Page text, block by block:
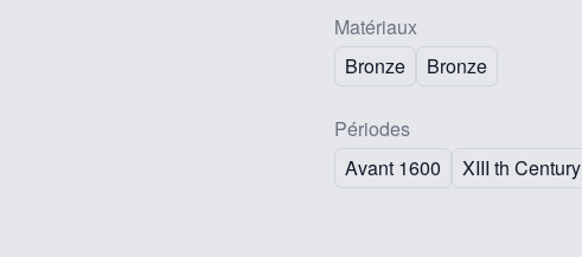
Matériaux
Bronze
Bronze
Périodes
Avant 1600
XIII th Century